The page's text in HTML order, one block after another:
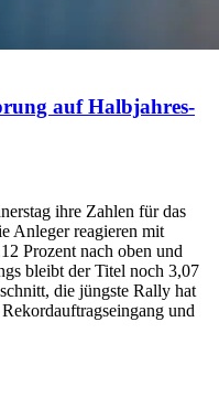
auf Halbjahres-
ihre Zahlen für das
Anleger reagieren mit
Prozent nach oben und
bleibt der Titel noch 3,07
die jüngste Rally hat
und